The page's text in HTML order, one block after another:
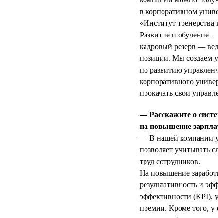
в корпоративном
«Институт
Развитие и обучение
кадровый резерв —
позиции. Мы создаем
по развитию
корпоративного
прокачать свои
— Расскажите о
на повышение
— В нашей компании
позволяет учитывать
труд сотрудников.
На повышение
результативность и
эффективности (KPI),
премии. Кроме того, у